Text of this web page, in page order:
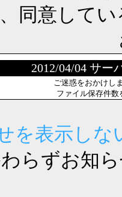
同意して
2012/04/04 サー
ご迷惑をおかけし
ファイル保存件
を表示しな
らずお知